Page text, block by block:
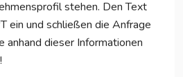
stehen. Den Text
ein und schließen die Anfrage
anhand dieser Informationen